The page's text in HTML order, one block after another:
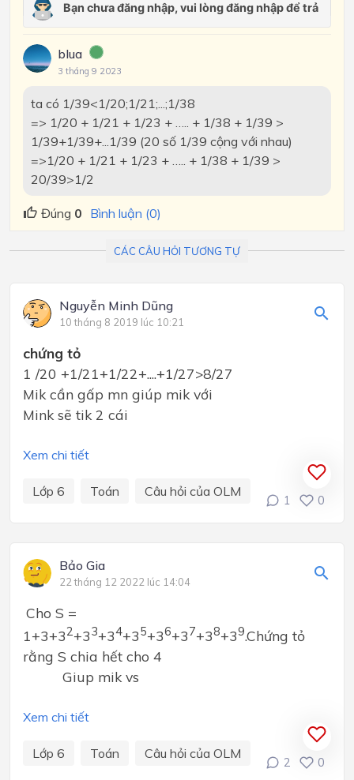
blua
3 tháng 9 2023
ta có 1/39<1/20;1/21;...;1/38
=> 1/20 + 1/21 + 1/23 + ….. + 1/38 + 1/39 >
1/39+1/39+...1/39 (20 số 1/39 cộng với nhau)
=>1/20 + 1/21 + 1/23 + ….. + 1/38 + 1/39 >
20/39>1/2
Đúng 0 Bình luận (0)
CÁC CÂU HỎI TƯƠNG TỰ
Nguyễn Minh Dũng
10 tháng 8 2019 lúc 10:21
chứng tỏ
1 /20 +1/21+1/22+....+1/27>8/27
Mik cần gấp mn giúp mik với
Mink sẽ tik 2 cái
Xem chi tiết
Lớp 6 Toán Câu hỏi của OLM
1 0
Bảo Gia
22 tháng 12 2022 lúc 14:04
Cho S =
1+3+32+33+34+35+36+37+38+39.Chứng tỏ
rằng S chia hết cho 4
Giup mik vs
Xem chi tiết
Lớp 6 Toán Câu hỏi của OLM
2 0